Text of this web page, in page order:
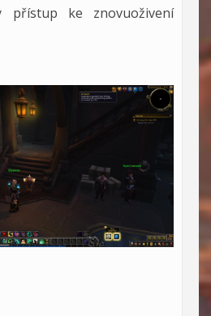
přístup ke znovuoživení